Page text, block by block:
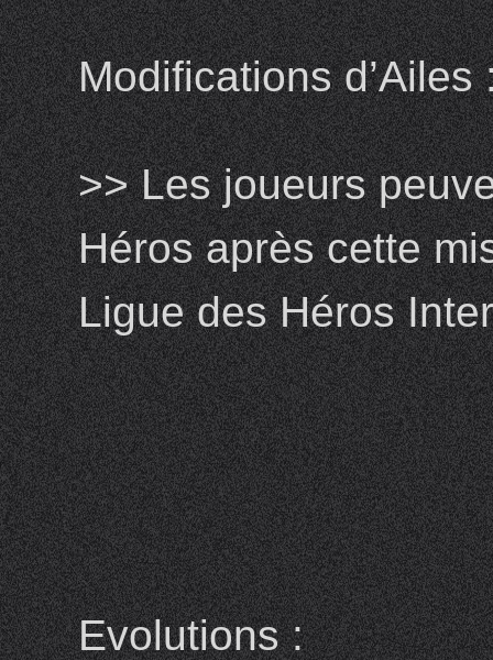
Modifications d’Ailes
>> Les joueurs
Héros après cette
Ligue des Héros
Evolutions :